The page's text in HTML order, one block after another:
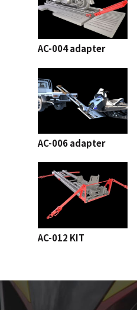
AC-004 adapter
AC-006 adapter
AC-012 KIT